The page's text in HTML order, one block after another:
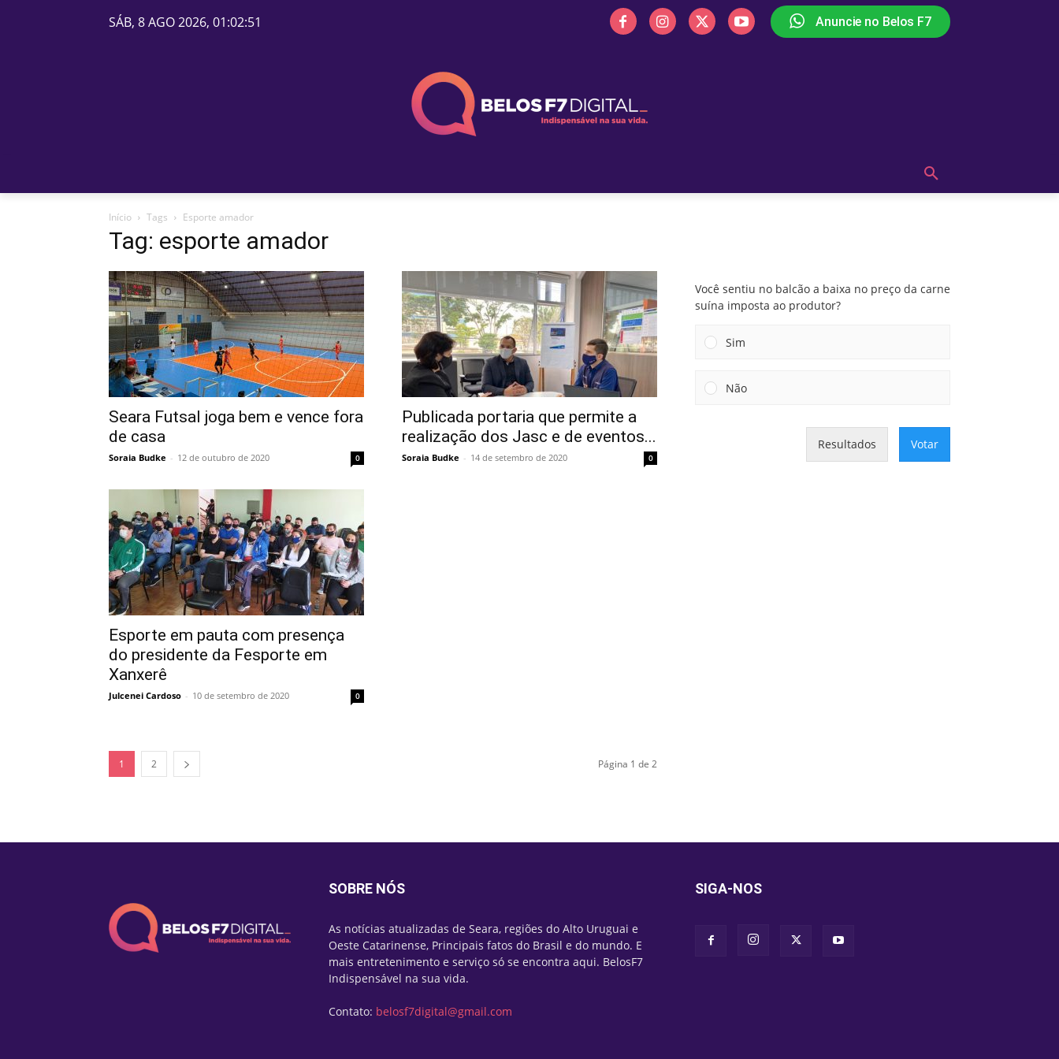
SÁB, 8 AGO 2026, 01:02:51 Anuncie no Belos F7
Início Tags Esporte amador
Tag: esporte amador
Seara Futsal joga bem e vence fora
de casa
Soraia Budke - 12 de outubro de 2020 0
Publicada portaria que permite a
realização dos Jasc e de eventos...
Soraia Budke - 14 de setembro de 2020 0
Esporte em pauta com presença
do presidente da Fesporte em
Xanxerê
Julcenei Cardoso - 10 de setembro de 2020 0
1 2 Página 1 de 2
Você sentiu no balcão a baixa no preço da carne
suína imposta ao produtor?
Sim
Não
Resultados Votar
SOBRE NÓS
As notícias atualizadas de Seara, regiões do Alto Uruguai e
Oeste Catarinense, Principais fatos do Brasil e do mundo. E
mais entretenimento e serviço só se encontra aqui. BelosF7
Indispensável na sua vida.
Contato: belosf7digital@gmail.com
SIGA-NOS